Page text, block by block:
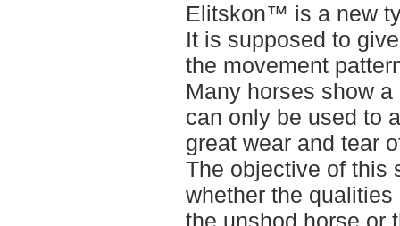
Elitskon™ is a new
It is supposed to
the movement
Many horses show
can only be used to
great wear and tear
The objective of this
whether the
the unshod horse or